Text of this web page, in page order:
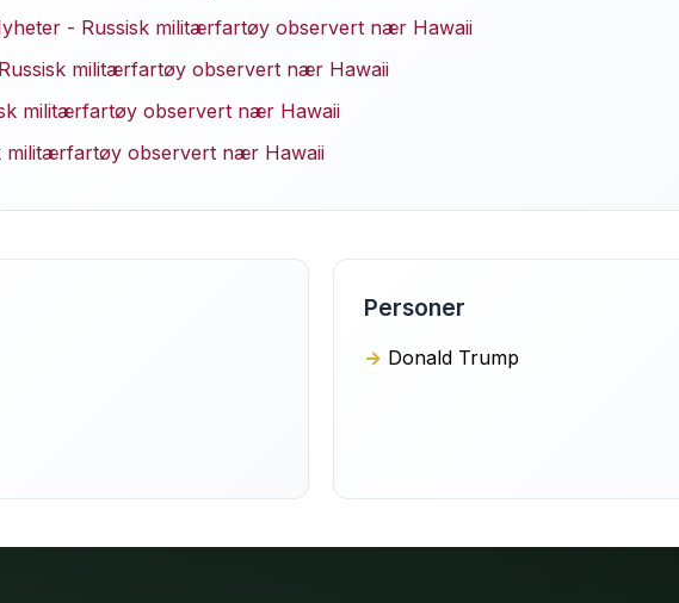
- Russisk militærfartøy observert nær Hawaii
militærfartøy observert nær Hawaii
militærfartøy observert nær Hawaii
militærfartøy observert nær Hawaii
Personer
Donald Trump